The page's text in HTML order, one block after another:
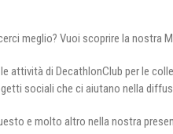
meglio? Vuoi scoprire la nostra
attività di DecathlonClub per le
sociali che ci aiutano nella
e molto altro nella nostra